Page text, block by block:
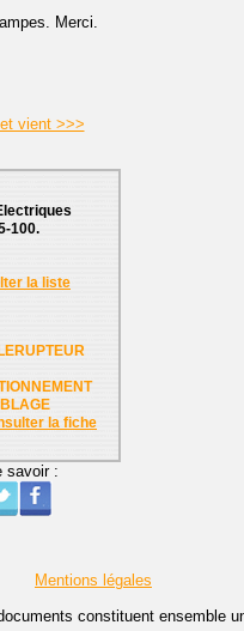
lampes. Merci.
vient >>>
100.
la liste
la fiche
savoir :
Mentions légales
constituent ensemble